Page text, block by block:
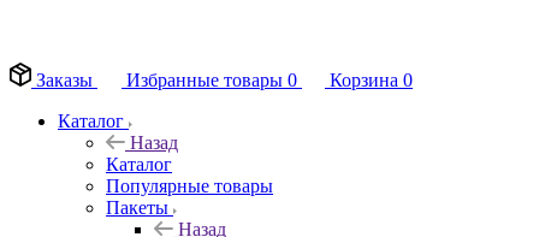
Заказы
Избранные товары 0 Корзина 0
Каталог
Назад
Каталог
Популярные товары
Пакеты
Назад